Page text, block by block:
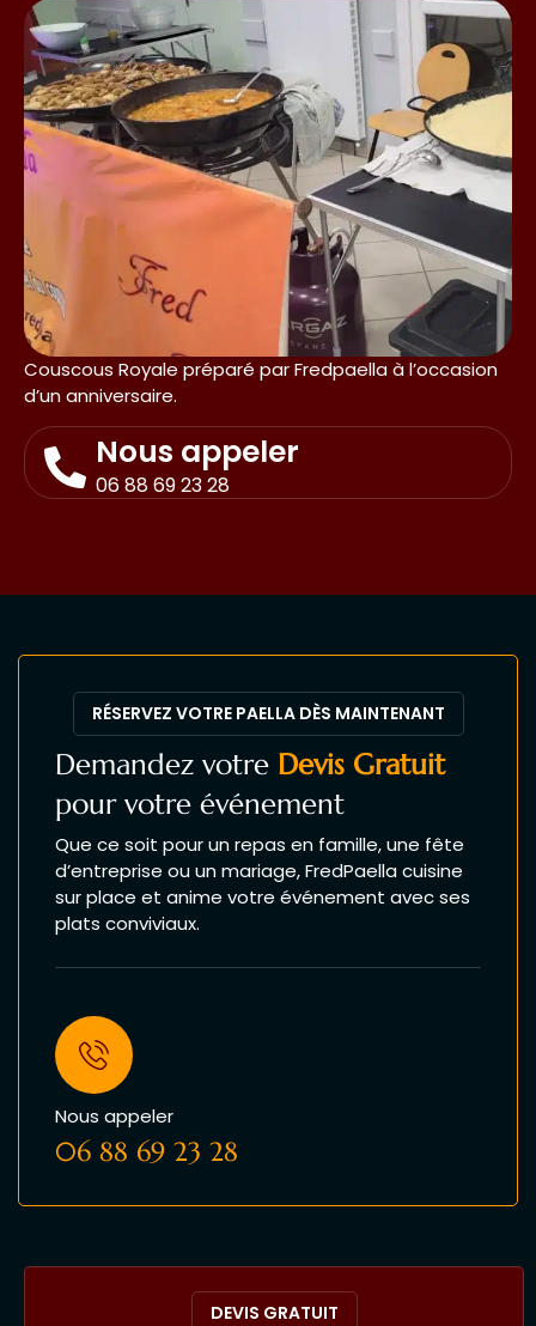
Couscous Royale préparé par Fredpaella à l’occasion
d’un anniversaire.
Nous appeler
06 88 69 23 28
DEVIS GRATUIT
RÉSERVEZ VOTRE PAELLA DÈS MAINTENANT
Demandez votre Devis Gratuit
pour votre événement
Que ce soit pour un repas en famille, une fête
d’entreprise ou un mariage, FredPaella cuisine
sur place et anime votre événement avec ses
plats conviviaux.
Nous appeler
06 88 69 23 28